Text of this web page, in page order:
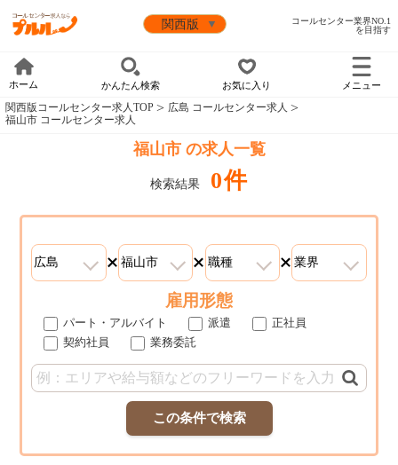
コールセンター業界NO.1
を目指す
ホーム かんたん検索 お気に入り メニュー
関西版コールセンター求人TOP
広島 コールセンター求人
福山市 コールセンター求人
福山市 の求人一覧
検索結果 0件
雇用形態
パート・アルバイト 派遣
正社員
契約社員
業務委託
この条件で検索